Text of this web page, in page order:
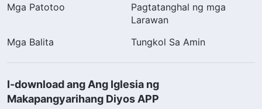
Mga Patotoo
Pagtatanghal ng mga
Larawan
Mga Balita
Tungkol Sa Amin
I-download ang Ang Iglesia ng
Makapangyarihang Diyos APP